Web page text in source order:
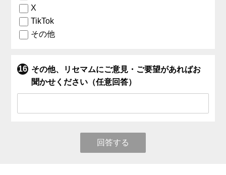
X
TikTok
その他
その他、リセマムにご意見・ご要望があればお
聞かせください（任意回答）
回答する